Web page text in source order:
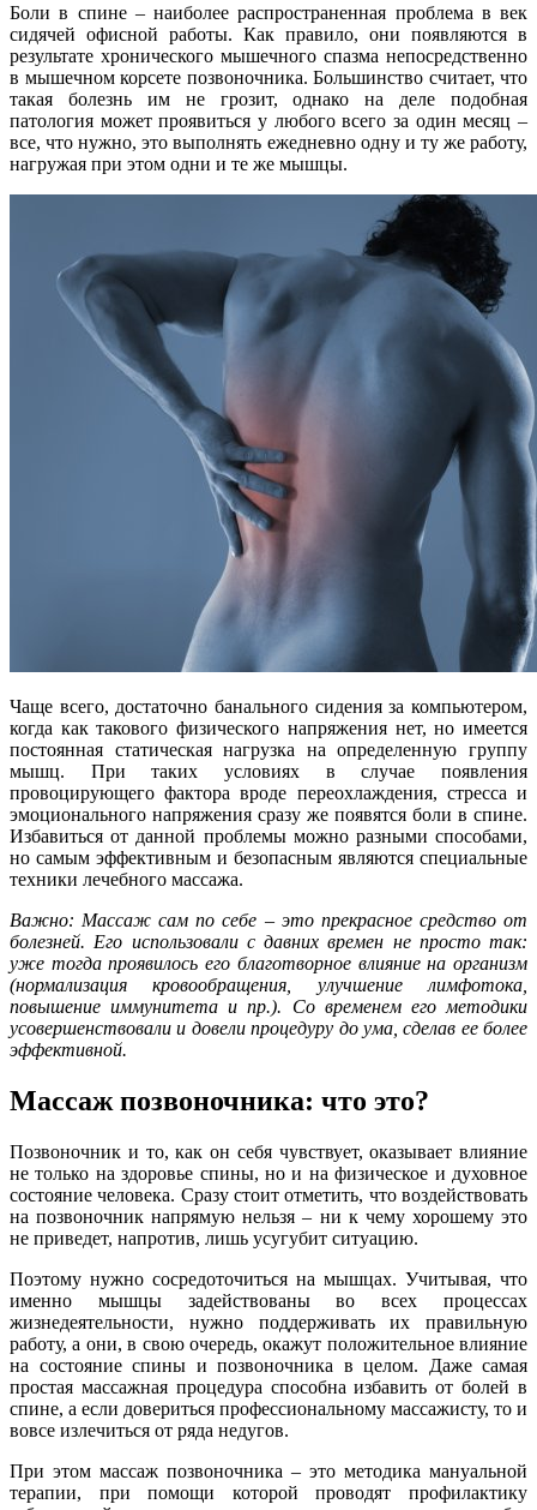
Боли в спине – наиболее распространенная проблема в век
сидячей офисной работы. Как правило, они появляются в
результате хронического мышечного спазма непосредственно
в мышечном корсете позвоночника. Большинство считает, что
такая болезнь им не грозит, однако на деле подобная
патология может проявиться у любого всего за один месяц –
все, что нужно, это выполнять ежедневно одну и ту же работу,
нагружая при этом одни и те же мышцы.
Чаще всего, достаточно банального сидения за компьютером,
когда как такового физического напряжения нет, но имеется
постоянная статическая нагрузка на определенную группу
мышц. При таких условиях в случае появления
провоцирующего фактора вроде переохлаждения, стресса и
эмоционального напряжения сразу же появятся боли в спине.
Избавиться от данной проблемы можно разными способами,
но самым эффективным и безопасным являются специальные
техники лечебного массажа.
Важно: Массаж сам по себе – это прекрасное средство от
болезней. Его использовали с давних времен не просто так:
уже тогда проявилось его благотворное влияние на организм
(нормализация кровообращения, улучшение лимфотока,
повышение иммунитета и пр.). Со временем его методики
усовершенствовали и довели процедуру до ума, сделав ее более
эффективной.
Массаж позвоночника: что это?
Позвоночник и то, как он себя чувствует, оказывает влияние
не только на здоровье спины, но и на физическое и духовное
состояние человека. Сразу стоит отметить, что воздействовать
на позвоночник напрямую нельзя – ни к чему хорошему это
не приведет, напротив, лишь усугубит ситуацию.
Поэтому нужно сосредоточиться на мышцах. Учитывая, что
именно мышцы задействованы во всех процессах
жизнедеятельности, нужно поддерживать их правильную
работу, а они, в свою очередь, окажут положительное влияние
на состояние спины и позвоночника в целом. Даже самая
простая массажная процедура способна избавить от болей в
спине, а если довериться профессиональному массажисту, то и
вовсе излечиться от ряда недугов.
При этом массаж позвоночника – это методика мануальной
терапии, при помощи которой проводят профилактику